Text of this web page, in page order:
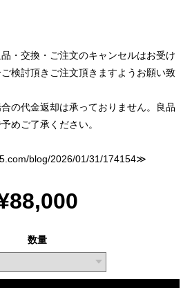
・交換・ご注文のキャンセルはお受け
検討頂きご注文頂きますようお願い致
の代金返却は承っておりません。良品
めご了承ください。
blog/2026/01/31/174154≫
数量